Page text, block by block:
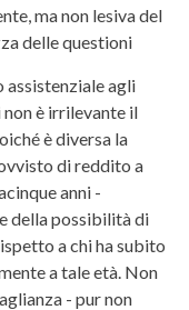
ma non lesiva del
delle questioni
agli
è irrilevante il
è diversa la
di reddito a
anni -
della possibilità di
a chi ha subito
a tale età. Non
- pur non